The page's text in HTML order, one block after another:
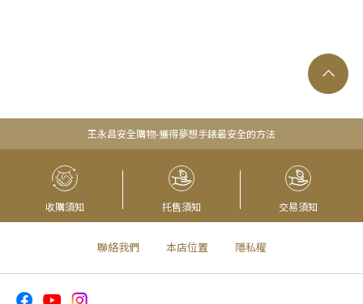
王永昌安全購物-獲得夢想手錶最安全的方法
收購須知 托售須知 交易須知
聯絡我們 本店位置 隱私權